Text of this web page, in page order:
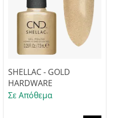
SHELLAC - GOLD
HARDWARE
Σε Απόθεμα